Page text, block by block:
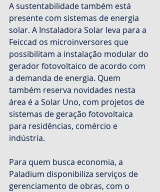
A sustentabilidade também está
presente com sistemas de energia
solar. A Instaladora Solar leva para a
Feiccad os microinversores que
possibilitam a instalação modular do
gerador fotovoltaico de acordo com
a demanda de energia. Quem
também reserva novidades nesta
área é a Solar Uno, com projetos de
sistemas de geração fotovoltaica
para residências, comércio e
indústria.
Para quem busca economia, a
Paladium disponibiliza serviços de
gerenciamento de obras, com o